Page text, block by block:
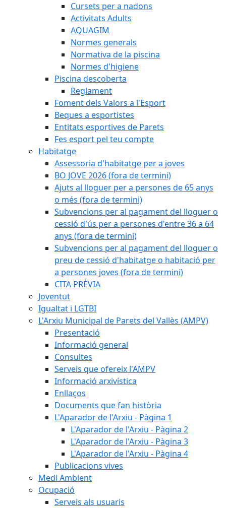
Cursets per a nadons
Activitats Adults
AQUAGIM
Normes generals
Normativa de la piscina
Normes d'higiene
Piscina descoberta
Reglament
Foment dels Valors a l'Esport
Beques a esportistes
Entitats esportives de Parets
Fes esport pel teu compte
Habitatge
Assessoria d'habitatge per a joves
BO JOVE 2026 (fora de termini)
Ajuts al lloguer per a persones de 65 anys
o més (fora de termini)
Subvencions per al pagament del lloguer o
cessió d'ús per a persones d'entre 36 a 64
anys (fora de termini)
Subvencions per al pagament del lloguer o
preu de cessió d'habitatge o habitació per
a persones joves (fora de termini)
CITA PRÈVIA
Joventut
Igualtat i LGTBI
L'Arxiu Municipal de Parets del Vallès (AMPV)
Presentació
Informació general
Consultes
Serveis que ofereix l'AMPV
Informació arxivística
Enllaços
Documents que fan història
L'Aparador de l'Arxiu - Pàgina 1
L'Aparador de l'Arxiu - Pàgina 2
L'Aparador de l'Arxiu - Pàgina 3
L'Aparador de l'Arxiu - Pàgina 4
Publicacions vives
Medi Ambient
Ocupació
Serveis als usuaris